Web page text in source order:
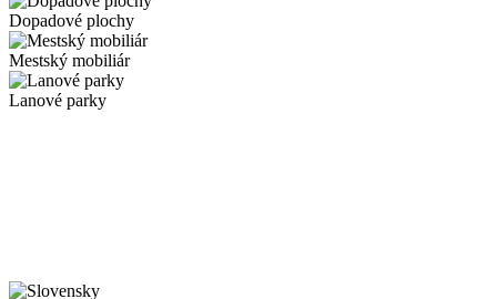
Dopadové plochy
Mestský mobiliár
Lanové parky